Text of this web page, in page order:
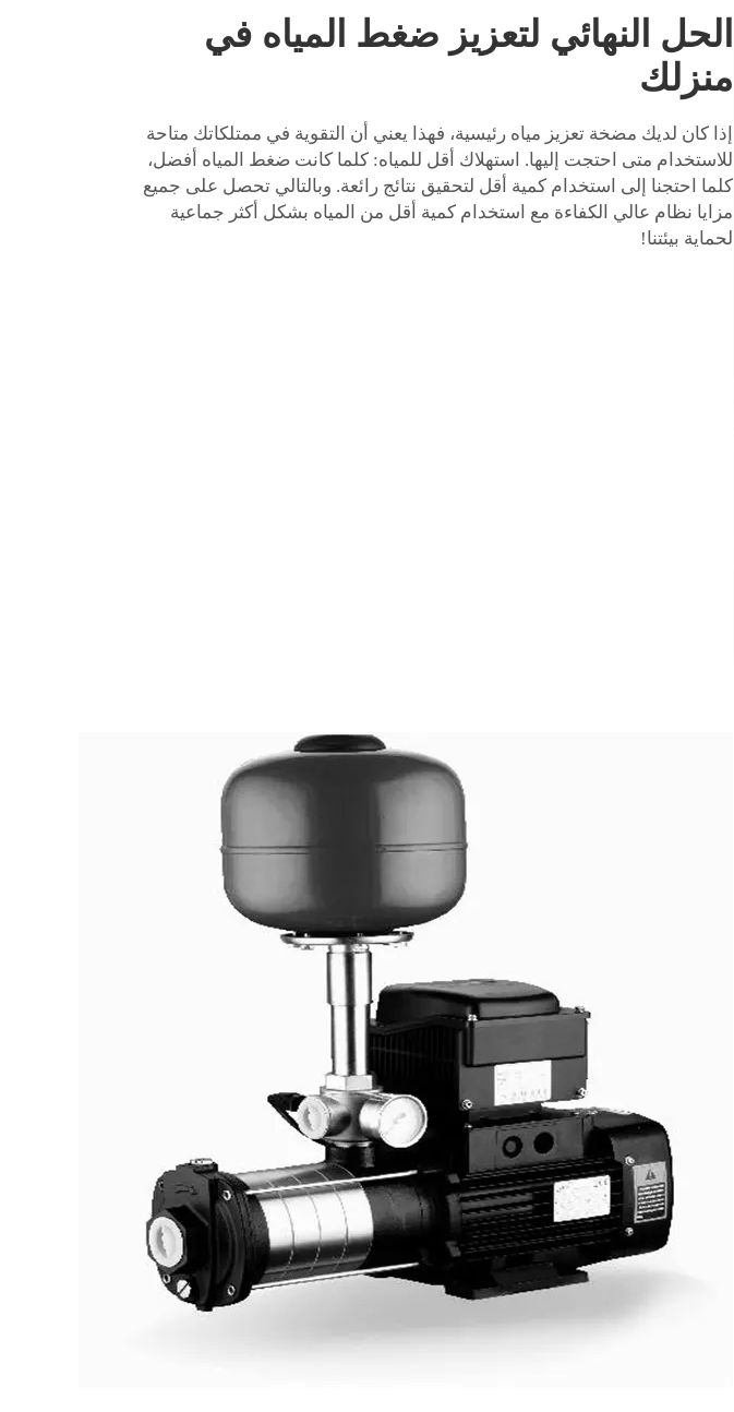
الحل النهائي لتعزيز ضغط المياه في
منزلك
إذا كان لديك مضخة تعزيز مياه رئيسية، فهذا يعني أن التقوية في ممتلكاتك متاحة
للاستخدام متى احتجت إليها. استهلاك أقل للمياه: كلما كانت ضغط المياه أفضل،
كلما احتجنا إلى استخدام كمية أقل لتحقيق نتائج رائعة. وبالتالي تحصل على جميع
مزايا نظام عالي الكفاءة مع استخدام كمية أقل من المياه بشكل أكثر جماعية
لحماية بيئتنا!